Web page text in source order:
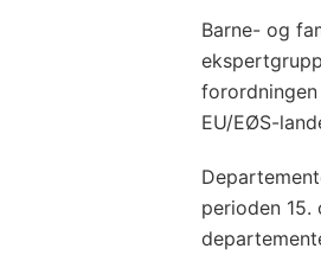
Barne- og
EU/EØS-
perioden